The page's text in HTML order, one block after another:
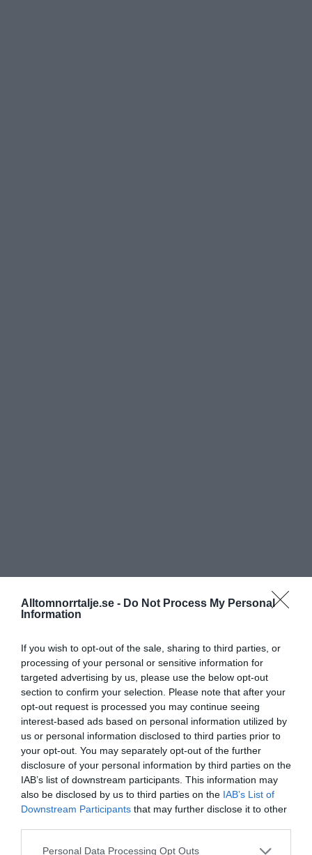
Alltomnorrtalje.se - Do Not Process My Personal
Information
If you wish to opt-out of the sale, sharing to third parties, or
processing of your personal or sensitive information for
targeted advertising by us, please use the below opt-out
section to confirm your selection. Please note that after your
opt-out request is processed you may continue seeing
interest-based ads based on personal information utilized by
us or personal information disclosed to third parties prior to
your opt-out. You may separately opt-out of the further
disclosure of your personal information by third parties on the
IAB’s list of downstream participants. This information may
also be disclosed by us to third parties on the IAB’s List of
Downstream Participants that may further disclose it to other
Personal Data Processing Opt Outs